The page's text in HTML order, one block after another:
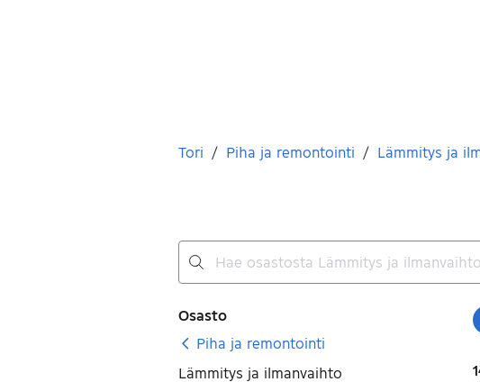
Olet tässä
Tori / Piha ja remontointi / Lämmitys ja
Suodattimet
Osasto
Piha ja remontointi
Lämmitys ja ilmanvaihto